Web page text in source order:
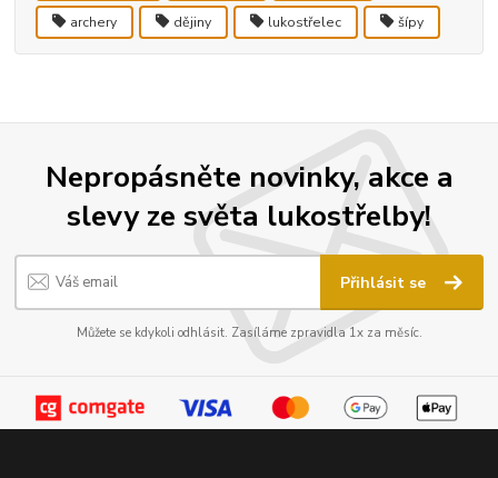
archery dějiny lukostřelec šípy
Nepropásněte novinky, akce a
slevy ze světa lukostřelby!
Přihlásit se
Můžete se kdykoli odhlásit. Zasíláme zpravidla 1x za měsíc.